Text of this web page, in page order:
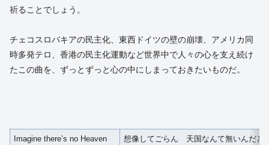
祈ることでしょう。
チェコスロバキアの民主化、東西ドイツの壁の崩壊、アメリカ同
時多発テロ、香港の民主化運動など世界中で人々の心を支え続け
たこの曲を、ずっとずっと心の中にしまっておきたいものだ。
Imagine there’s no Heaven
想像してごらん 天国なんて無いんだと